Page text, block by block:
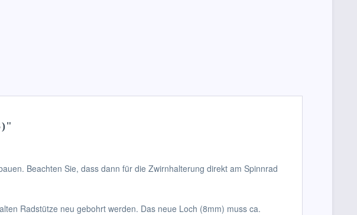
Beachten Sie, dass dann für die Zwirnhalterung direkt am Spinnrad
Radstütze neu gebohrt werden. Das neue Loch (8mm) muss ca.